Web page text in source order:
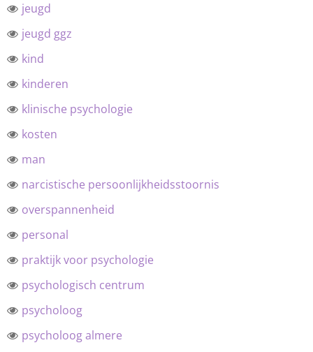
jeugd
jeugd ggz
kind
kinderen
klinische psychologie
kosten
man
narcistische persoonlijkheidsstoornis
overspannenheid
personal
praktijk voor psychologie
psychologisch centrum
psycholoog
psycholoog almere